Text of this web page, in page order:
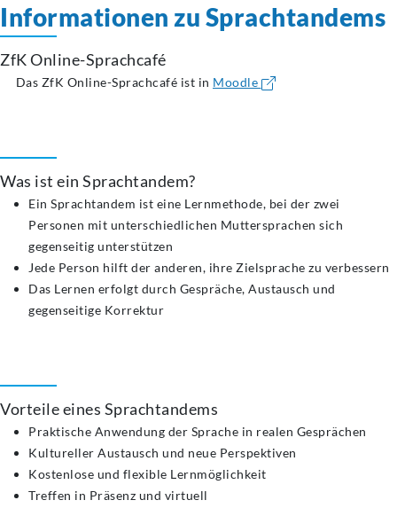
Informationen zu Sprachtandems
ZfK Online-Sprachcafé
Das ZfK Online-Sprachcafé ist in Moodle
Was ist ein Sprachtandem?
Ein Sprachtandem ist eine Lernmethode, bei der zwei
Personen mit unterschiedlichen Muttersprachen sich
gegenseitig unterstützen
Jede Person hilft der anderen, ihre Zielsprache zu verbessern
Das Lernen erfolgt durch Gespräche, Austausch und
gegenseitige Korrektur
Vorteile eines Sprachtandems
Praktische Anwendung der Sprache in realen Gesprächen
Kultureller Austausch und neue Perspektiven
Kostenlose und flexible Lernmöglichkeit
Treffen in Präsenz und virtuell